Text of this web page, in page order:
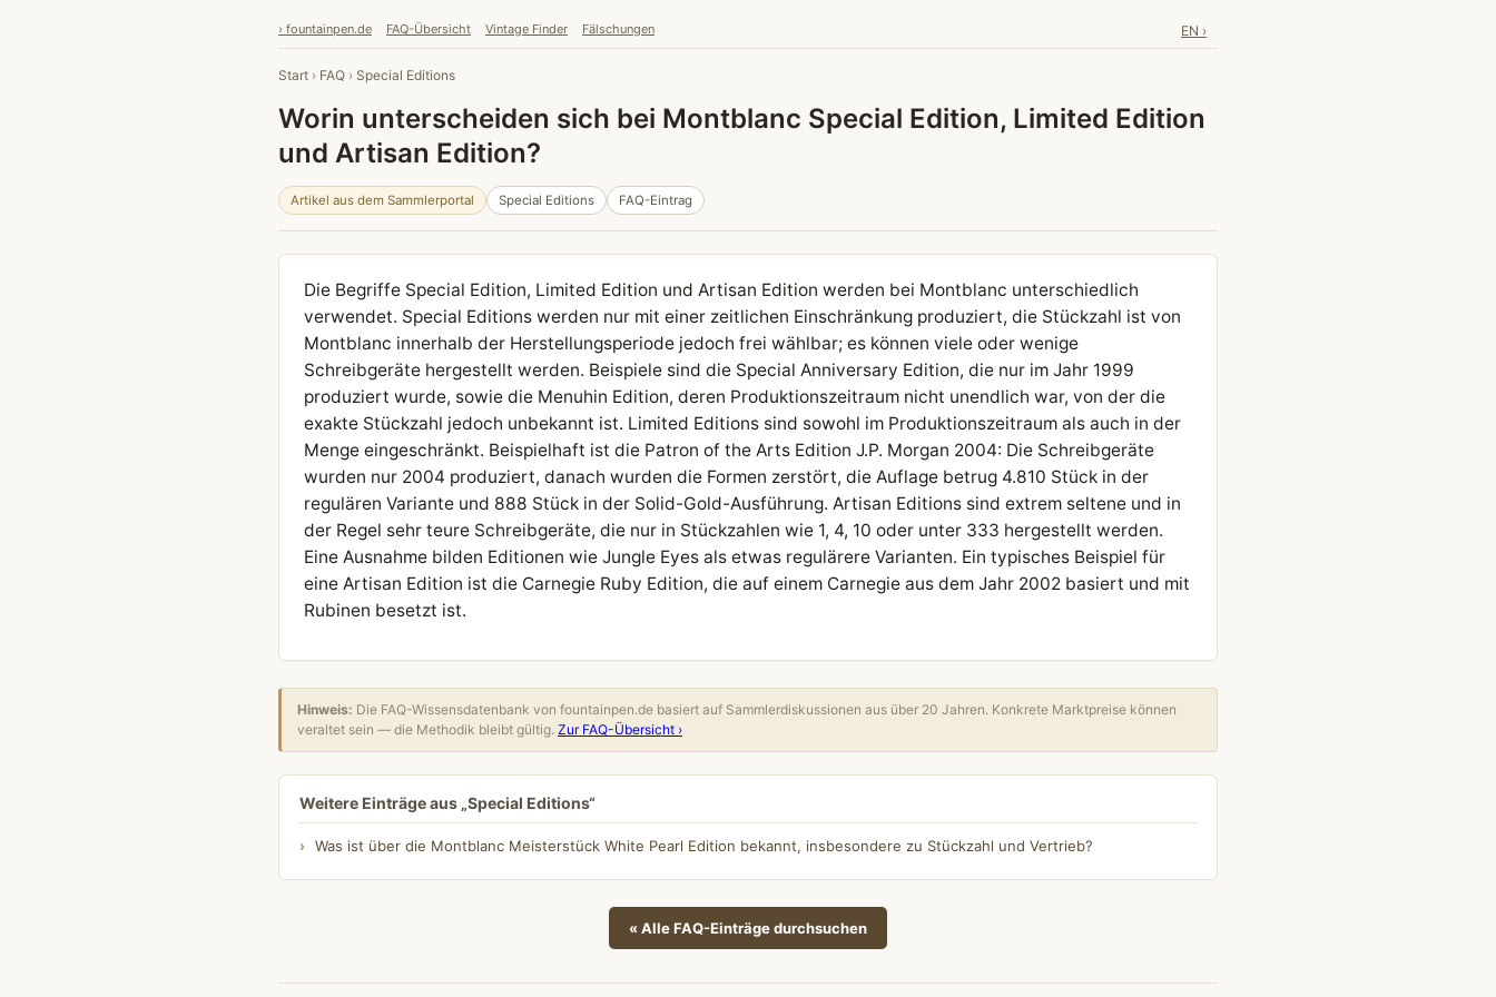
› fountainpen.de FAQ-Übersicht Vintage Finder Fälschungen EN ›
Start › FAQ › Special Editions
Worin unterscheiden sich bei Montblanc Special Edition, Limited Edition
und Artisan Edition?
Artikel aus dem Sammlerportal Special Editions FAQ-Eintrag
Die Begriffe Special Edition, Limited Edition und Artisan Edition werden bei Montblanc unterschiedlich
verwendet. Special Editions werden nur mit einer zeitlichen Einschränkung produziert, die Stückzahl ist von
Montblanc innerhalb der Herstellungsperiode jedoch frei wählbar; es können viele oder wenige
Schreibgeräte hergestellt werden. Beispiele sind die Special Anniversary Edition, die nur im Jahr 1999
produziert wurde, sowie die Menuhin Edition, deren Produktionszeitraum nicht unendlich war, von der die
exakte Stückzahl jedoch unbekannt ist. Limited Editions sind sowohl im Produktionszeitraum als auch in der
Menge eingeschränkt. Beispielhaft ist die Patron of the Arts Edition J.P. Morgan 2004: Die Schreibgeräte
wurden nur 2004 produziert, danach wurden die Formen zerstört, die Auflage betrug 4.810 Stück in der
regulären Variante und 888 Stück in der Solid-Gold-Ausführung. Artisan Editions sind extrem seltene und in
der Regel sehr teure Schreibgeräte, die nur in Stückzahlen wie 1, 4, 10 oder unter 333 hergestellt werden.
Eine Ausnahme bilden Editionen wie Jungle Eyes als etwas regulärere Varianten. Ein typisches Beispiel für
eine Artisan Edition ist die Carnegie Ruby Edition, die auf einem Carnegie aus dem Jahr 2002 basiert und mit
Rubinen besetzt ist.
Hinweis: Die FAQ-Wissensdatenbank von fountainpen.de basiert auf Sammlerdiskussionen aus über 20 Jahren. Konkrete Marktpreise können
veraltet sein — die Methodik bleibt gültig. Zur FAQ-Übersicht ›
Weitere Einträge aus „Special Editions“
Was ist über die Montblanc Meisterstück White Pearl Edition bekannt, insbesondere zu Stückzahl und Vertrieb?
« Alle FAQ-Einträge durchsuchen